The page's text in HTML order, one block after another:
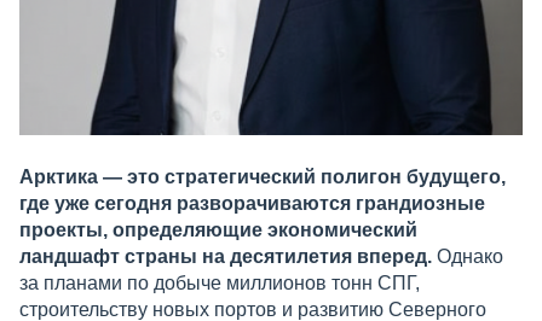
Арктика — это стратегический полигон будущего,
где уже сегодня разворачиваются грандиозные
проекты, определяющие экономический
ландшафт страны на десятилетия вперед. Однако
за планами по добыче миллионов тонн СПГ,
строительству новых портов и развитию Северного